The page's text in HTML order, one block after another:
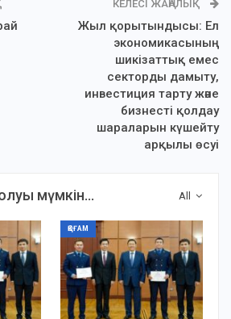
КЕЛЕСІ ЖАҢАЛЫҚ
Жыл қорытындысы: Ел
экономикасының
шикізаттық емес
секторды дамыту,
инвестиция тарту және
бизнесті қолдау
шараларын күшейту
арқылы өсуі
All
мүмкін...
ҚОҒАМ